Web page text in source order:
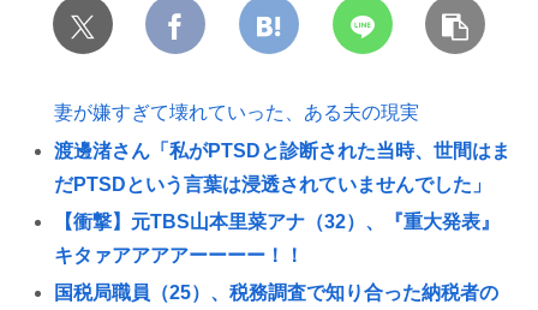
妻が嫌すぎて壊れていった、ある夫の現実
渡邊渚さん「私がPTSDと診断された当時、世間はま
だPTSDという言葉は浸透されていませんでした」
【衝撃】元TBS山本里菜アナ（32）、『重大発表』
キタァアアアアーーーー！！
国税局職員（25）、税務調査で知り合った納税者の